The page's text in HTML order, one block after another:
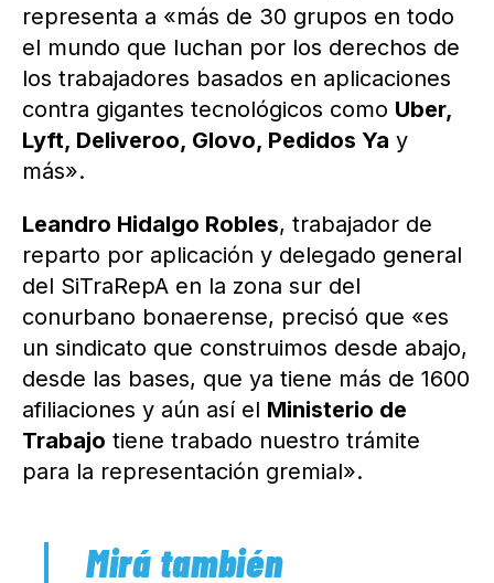
representa a «más de 30 grupos en todo
el mundo que luchan por los derechos de
los trabajadores basados en aplicaciones
contra gigantes tecnológicos como Uber,
Lyft, Deliveroo, Glovo, Pedidos Ya y
más».
Leandro Hidalgo Robles, trabajador de
reparto por aplicación y delegado general
del SiTraRepA en la zona sur del
conurbano bonaerense, precisó que «es
un sindicato que construimos desde abajo,
desde las bases, que ya tiene más de 1600
afiliaciones y aún así el Ministerio de
Trabajo tiene trabado nuestro trámite
para la representación gremial».